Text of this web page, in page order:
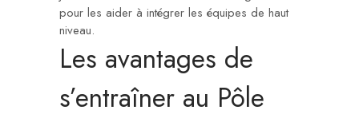
pour les aider à intégrer les équipes de haut
niveau.
Les avantages de
s’entraîner au Pôle